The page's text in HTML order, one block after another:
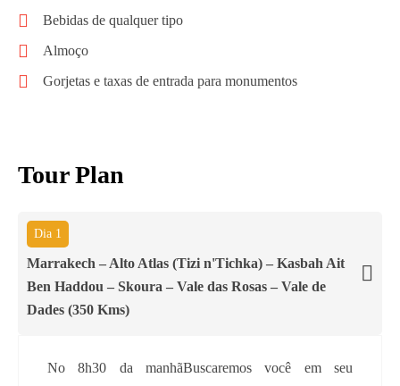
Bebidas de qualquer tipo
Almoço
Gorjetas e taxas de entrada para monumentos
Tour Plan
Dia 1
Marrakech – Alto Atlas (Tizi n'Tichka) – Kasbah Ait
Ben Haddou – Skoura – Vale das Rosas – Vale de
Dades (350 Kms)
No 8h30 da manhãBuscaremos você em seu